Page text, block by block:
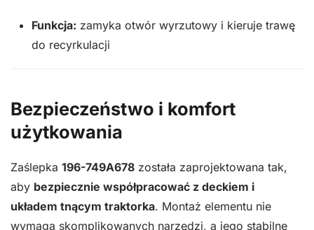
Funkcja: zamyka otwór wyrzutowy i kieruje trawę
do recyrkulacji
Bezpieczeństwo i komfort
użytkowania
Zaślepka 196-749A678 została zaprojektowana tak,
aby bezpiecznie współpracować z deckiem i
układem tnącym traktorka. Montaż elementu nie
wymaga skomplikowanych narzędzi, a jego stabilne